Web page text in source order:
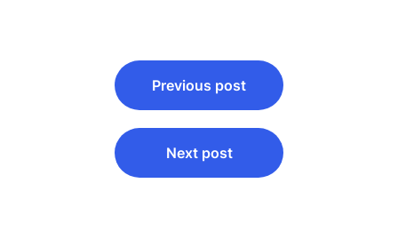
Beitragsnavigation
Previous post
Next post